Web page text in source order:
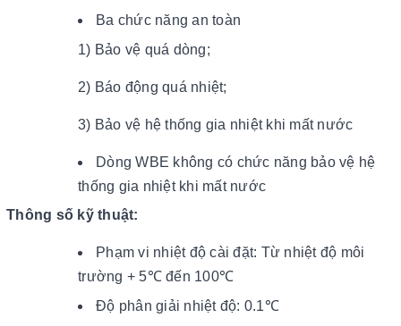
Ba chức năng an toàn
1) Bảo vệ quá dòng;
2) Báo động quá nhiệt;
3) Bảo vệ hệ thống gia nhiệt khi mất nước
Dòng WBE không có chức năng bảo vệ hệ
thống gia nhiệt khi mất nước
Thông số kỹ thuật:
Phạm vi nhiệt độ cài đặt: Từ nhiệt độ môi
trường + 5℃ đến 100℃
Độ phân giải nhiệt độ: 0.1℃